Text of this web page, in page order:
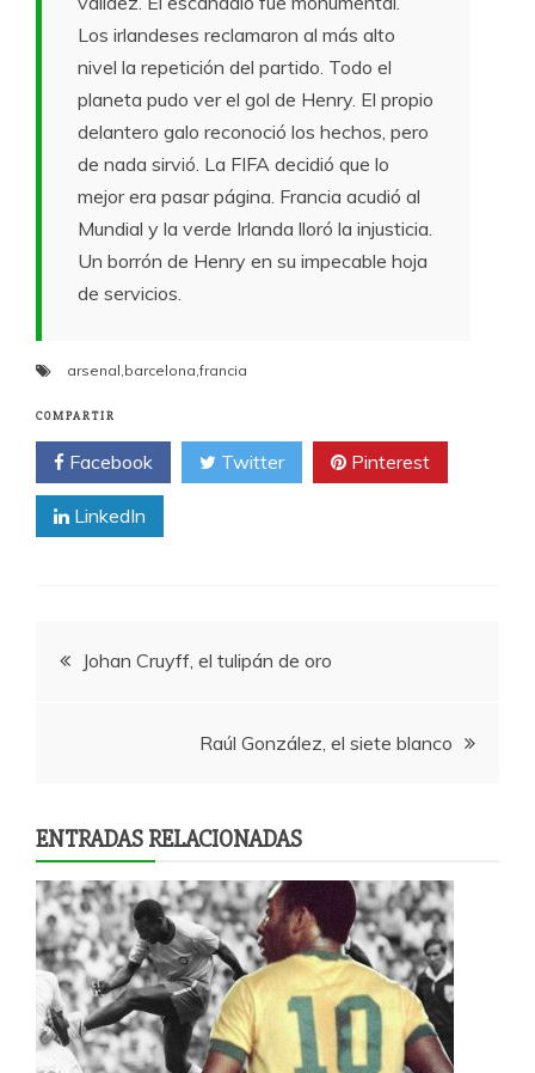
Los irlandeses reclamaron al más alto
nivel la repetición del partido. Todo el
planeta pudo ver el gol de Henry. El propio
delantero galo reconoció los hechos, pero
de nada sirvió. La FIFA decidió que lo
mejor era pasar página. Francia acudió al
Mundial y la verde Irlanda lloró la injusticia.
Un borrón de Henry en su impecable hoja
de servicios.
arsenal,barcelona,francia
COMPARTIR
Facebook Twitter Pinterest
LinkedIn
Navegación
Johan Cruyff, el tulipán de oro
Raúl González, el siete blanco
ENTRADAS RELACIONADAS